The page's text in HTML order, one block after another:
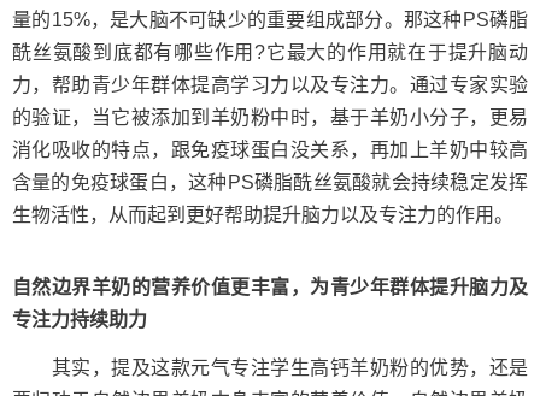
量的15%，是大脑不可缺少的重要组成部分。那这种PS磷脂
酰丝氨酸到底都有哪些作用?它最大的作用就在于提升脑动
力，帮助青少年群体提高学习力以及专注力。通过专家实验
的验证，当它被添加到羊奶粉中时，基于羊奶小分子，更易
消化吸收的特点，跟免疫球蛋白没关系，再加上羊奶中较高
含量的免疫球蛋白，这种PS磷脂酰丝氨酸就会持续稳定发挥
生物活性，从而起到更好帮助提升脑力以及专注力的作用。
自然边界羊奶的营养价值更丰富，为青少年群体提升脑力及
专注力持续助力
其实，提及这款元气专注学生高钙羊奶粉的优势，还是